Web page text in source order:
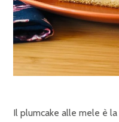
Il plumcake alle mele è la